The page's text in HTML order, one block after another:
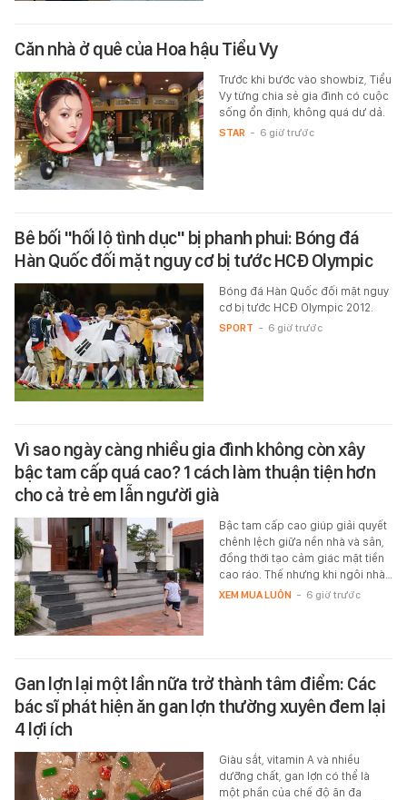
Căn nhà ở quê của Hoa hậu Tiểu Vy
Trước khi bước vào showbiz, Tiểu
Vy từng chia sẻ gia đình có cuộc
sống ổn định, không quá dư dả.
STAR - 6 giờ trước
Bê bối "hối lộ tình dục" bị phanh phui: Bóng đá
Hàn Quốc đối mặt nguy cơ bị tước HCĐ Olympic
Bóng đá Hàn Quốc đối mặt nguy
cơ bị tước HCĐ Olympic 2012.
SPORT - 6 giờ trước
Vì sao ngày càng nhiều gia đình không còn xây
bậc tam cấp quá cao? 1 cách làm thuận tiện hơn
cho cả trẻ em lẫn người già
Bậc tam cấp cao giúp giải quyết
chênh lệch giữa nền nhà và sân,
đồng thời tạo cảm giác mặt tiền
cao ráo. Thế nhưng khi ngôi nhà…
XEM MUA LUÔN - 6 giờ trước
Gan lợn lại một lần nữa trở thành tâm điểm: Các
bác sĩ phát hiện ăn gan lợn thường xuyên đem lại
4 lợi ích
Giàu sắt, vitamin A và nhiều
dưỡng chất, gan lợn có thể là
một phần của chế độ ăn đa